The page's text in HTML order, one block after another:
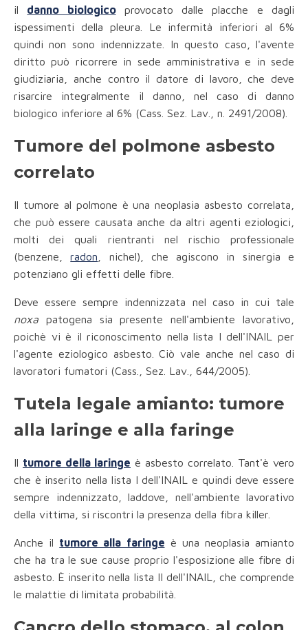
il danno biologicoprovocato dalle placche e dagli
ispessimenti della pleura. Le infermità inferiori al 6%
quindi non sono indennizzate. In questo caso, l'avente
diritto può ricorrere in sede amministrativa e in sede
giudiziaria, anche contro il datore di lavoro, che deve
risarcire integralmente il danno, nel caso di danno
biologico inferiore al 6% (Cass. Sez. Lav., n. 2491/2008).
Tumore del polmone asbesto
correlato
Il tumore al polmone è una neoplasia asbesto correlata,
che può essere causata anche da altri agenti eziologici,
molti dei quali rientranti nel rischio professionale
(benzene,radon , nichel), che agiscono in sinergia e
potenziano gli effetti delle fibre.
Deve essere sempre indennizzata nel caso in cui tale
noxa patogena sia presente nell'ambiente lavorativo,
poichè vi è il riconoscimento nella lista I dell'INAIL per
l'agente eziologico asbesto. Ciò vale anche nel caso di
lavoratori fumatori (Cass., Sez. Lav., 644/2005).
Tutela legale amianto: tumore
alla laringe e alla faringe
Il tumore della laringe è asbesto correlato. Tant'è vero
che è inserito nella lista I dell'INAIL e quindi deve essere
sempre indennizzato, laddove, nell'ambiente lavorativo
della vittima, si riscontri la presenza della fibra killer.
Anche il tumore alla faringe è una neoplasia amianto
che ha tra le sue cause proprio l'esposizione alle fibre di
asbesto. È inserito nella lista II dell'INAIL, che comprende
le malattie di limitata probabilità.